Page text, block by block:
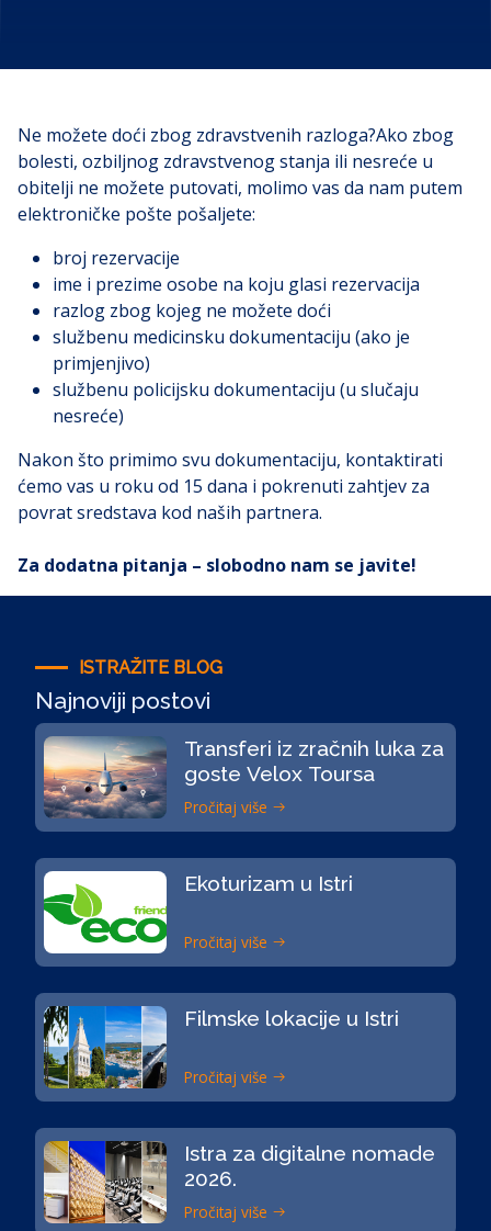
Ne možete doći zbog zdravstvenih razloga?Ako zbog
bolesti, ozbiljnog zdravstvenog stanja ili nesreće u
obitelji ne možete putovati, molimo vas da nam putem
elektroničke pošte pošaljete:
broj rezervacije
ime i prezime osobe na koju glasi rezervacija
razlog zbog kojeg ne možete doći
službenu medicinsku dokumentaciju (ako je
primjenjivo)
službenu policijsku dokumentaciju (u slučaju
nesreće)
Nakon što primimo svu dokumentaciju, kontaktirati
ćemo vas u roku od 15 dana i pokrenuti zahtjev za
povrat sredstava kod naših partnera.
Za dodatna pitanja – slobodno nam se javite!
ISTRAŽITE BLOG
Najnoviji postovi
Transferi iz zračnih luka za
goste Velox Toursa
Pročitaj više
Ekoturizam u Istri
Pročitaj više
Filmske lokacije u Istri
Pročitaj više
Istra za digitalne nomade
2026.
Pročitaj više